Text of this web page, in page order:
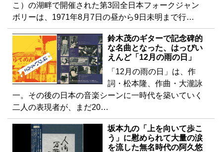
こ）の湖畔で開催された第3回全日本フォークジャン
ボリーは、1971年8月7日の昼から9日未明まで行…
鈴木茂のギターで記念碑的
な名曲となった、はっぴい
えんど「12月の雨の日」
「12月の雨の日」は、作
詞・松本隆、作曲・大瀧詠
一。その後の日本の音楽シーンに一時代を築いていく
二人の表現者が、まだ20…
坂本九の「上を向いて歩こ
う」に慰められて大量の涙
を流した無名時代の阿久悠